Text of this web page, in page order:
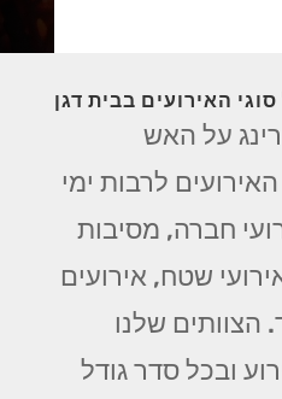
האירועים בבית דגן
על האש
לרבות ימי
חברה, מסיבות
שטח, אירועים
הצוותים שלנו
ובכל סדר גודל